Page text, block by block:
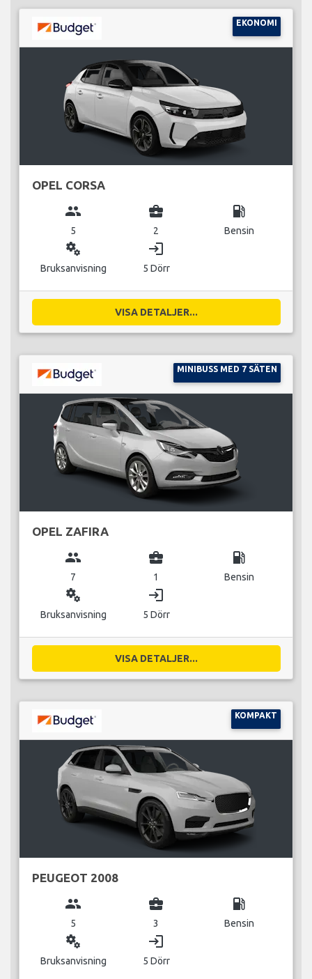
EKONOMI
OPEL CORSA
group
5
business_center
2
local_gas_station
Bensin
miscellaneous_services
Bruksanvisning
login
5 Dörr
VISA DETALJER...
MINIBUSS MED 7 SÄTEN
OPEL ZAFIRA
group
7
business_center
1
local_gas_station
Bensin
miscellaneous_services
Bruksanvisning
login
5 Dörr
VISA DETALJER...
KOMPAKT
PEUGEOT 2008
group
5
business_center
3
local_gas_station
Bensin
miscellaneous_services
Bruksanvisning
login
5 Dörr